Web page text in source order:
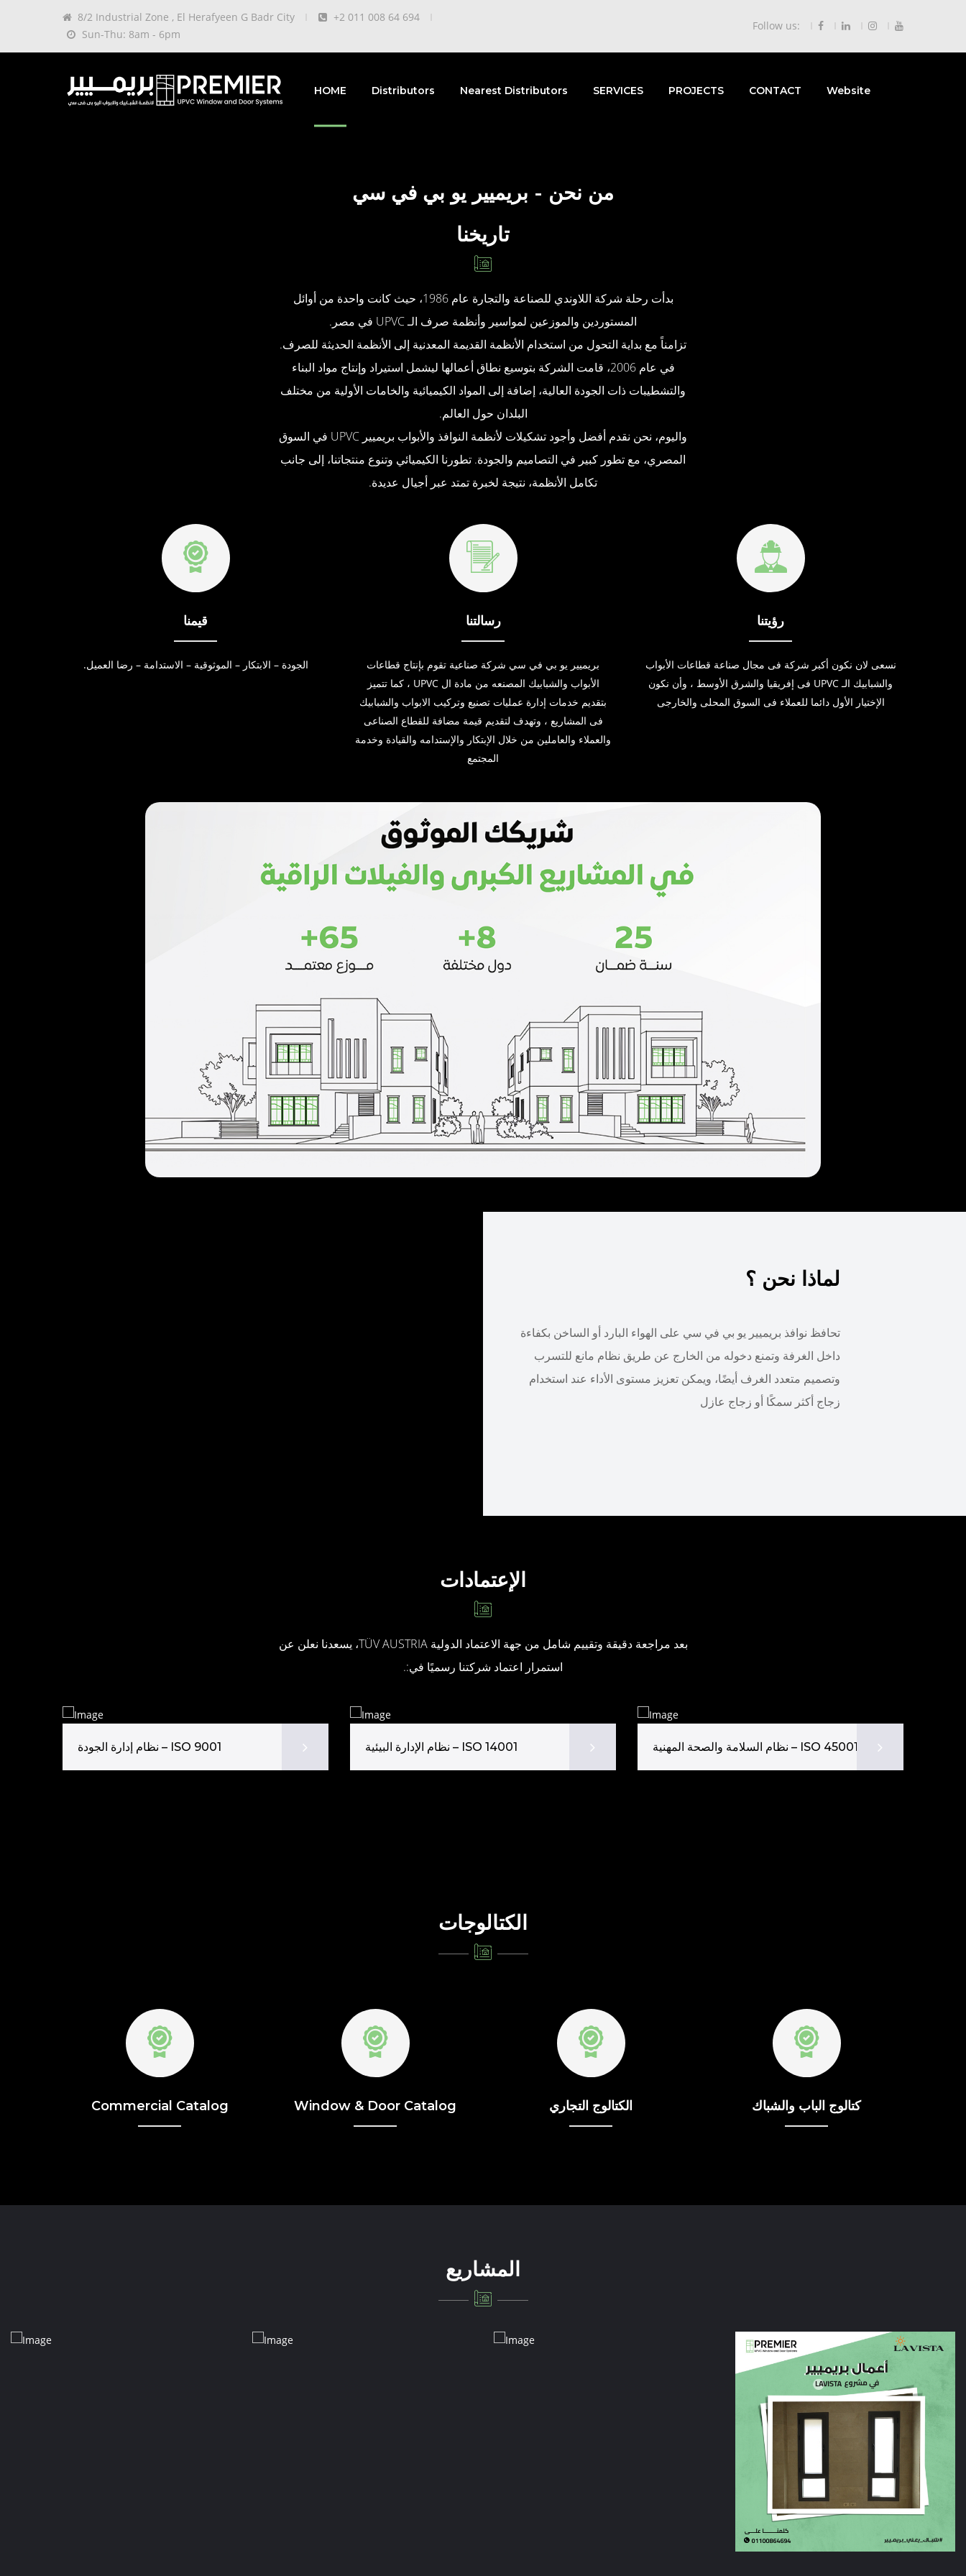
8/2 Industrial Zone , El Herafyeen G Badr City
+2 011 008 64 694
Sun-Thu: 8am - 6pm
Follow us:
HOME Distributors Nearest Distributors SERVICES PROJECTS CONTACT Website
من نحن - بريميير يو بي في سي
تاريخنا
بدأت رحلة شركة اللاوندي للصناعة والتجارة عام 1986، حيث كانت واحدة من أوائل
المستوردين والموزعين لمواسير وأنظمة صرف الـ UPVC في مصر.
تزامناً مع بداية التحول من استخدام الأنظمة القديمة المعدنية إلى الأنظمة الحديثة للصرف.
في عام 2006، قامت الشركة بتوسيع نطاق أعمالها ليشمل استيراد وإنتاج مواد البناء
والتشطيبات ذات الجودة العالية، إضافة إلى المواد الكيميائية والخامات الأولية من مختلف
البلدان حول العالم.
واليوم، نحن نقدم أفضل وأجود تشكيلات لأنظمة النوافذ والأبواب بريميير UPVC في السوق
المصري، مع تطور كبير في التصاميم والجودة. تطورنا الكيميائي وتنوع منتجاتنا، إلى جانب
تكامل الأنظمة، نتيجة لخبرة تمتد عبر أجيال عديدة.
قيمنا
الجودة – الابتكار – الموثوقية – الاستدامة – رضا العميل.
رسالتنا
بريميير يو بي في سي شركة صناعية تقوم بإنتاج قطاعات
الأبواب والشبابيك المصنعه من مادة ال UPVC ، كما تتميز
بتقديم خدمات إدارة عمليات تصنيع وتركيب الابواب والشبابيك
فى المشاريع ، وتهدف لتقديم قيمة مضافة للقطاع الصناعى
والعملاء والعاملين من خلال الإبتكار والإستدامه والقيادة وخدمة
المجتمع
رؤيتنا
نسعى لان نكون أكبر شركة فى مجال صناعة قطاعات الأبواب
والشبابيك الـ UPVC فى إفريقيا والشرق الأوسط ، وأن نكون
الإختيار الأول دائما للعملاء فى السوق المحلى والخارجى
لماذا نحن ؟
تحافظ نوافذ بريميير يو بي في سي على الهواء البارد أو الساخن بكفاءة
داخل الغرفة وتمنع دخوله من الخارج عن طريق نظام مانع للتسرب
وتصميم متعدد الغرف أيضًا، ويمكن تعزيز مستوى الأداء عند استخدام
زجاج أكثر سمكًا أو زجاج عازل
الإعتمادات
بعد مراجعة دقيقة وتقييم شامل من جهة الاعتماد الدولية TÜV AUSTRIA، يسعدنا نعلن عن
استمرار اعتماد شركتنا رسميًا في:.
نظام إدارة الجودة – ISO 9001 نظام الإدارة البيئية – ISO 14001 نظام السلامة والصحة المهنية – ISO 45001
الكتالوجات
Commercial Catalog Window & Door Catalog الكتالوج التجاري كتالوج الباب والشباك
المشاريع